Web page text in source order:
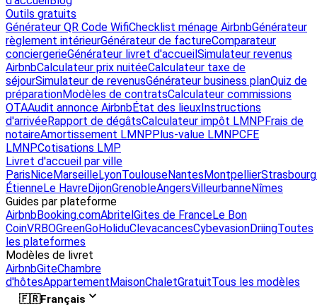
Outils gratuits
Générateur QR Code WifiChecklist ménage AirbnbGénérateur
règlement intérieurGénérateur de factureComparateur
conciergerieGénérateur livret d'accueil Simulateur revenus
AirbnbCalculateur prix nuitéeCalculateur taxe de
séjourSimulateur de revenusGénérateur business planQuiz de
préparationModèles de contratsCalculateur commissions
OTAAudit annonce AirbnbÉtat des lieux Instructions
d'arrivéeRapport de dégâtsCalculateur impôt LMNPFrais de
notaireAmortissement LMNPPlus-value LMNPCFE
LMNPCotisations LMP
Livret d'accueil par ville
Paris NiceMarseilleLyonToulouseNantes MontpellierStrasbourg
ÉtienneLe HavreDijonGrenobleAngersVilleurbanneNîmes
Guides par plateforme
AirbnbBooking.comAbritel Gites de FranceLe Bon
CoinVRBOGreenGoHoliduClevacancesCybevasionDriingToutes
les plateformes
Modèles de livret
AirbnbGiteChambre
d'hôtesAppartement MaisonChaletGratuitTous les modèles
🇫🇷Français